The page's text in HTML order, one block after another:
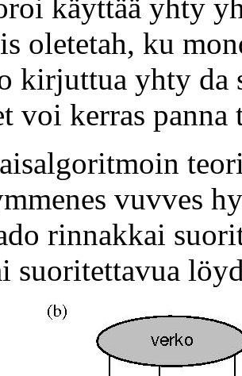
käyttää yhty
oletetah, ku
kirjuttua yhty da
voi kerras
vuvves
rinnakkai
suoritettavua